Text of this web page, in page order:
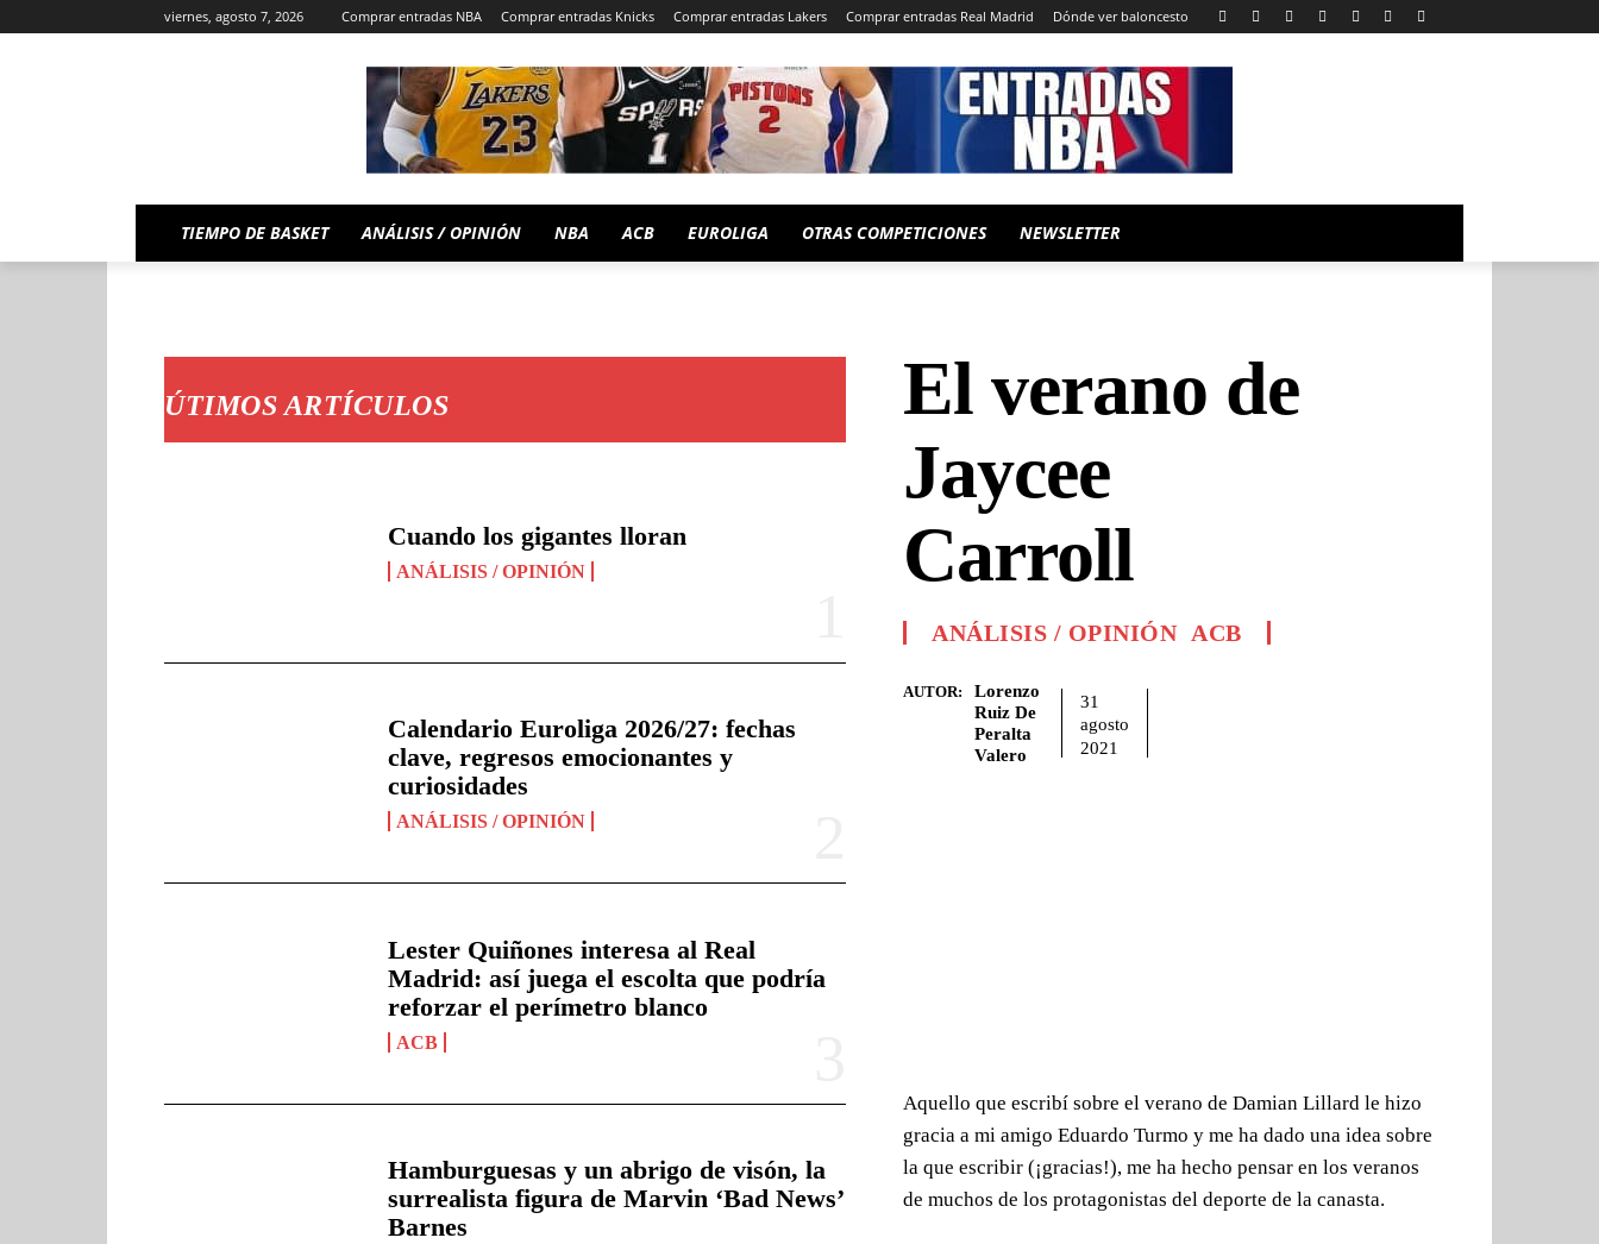
viernes, agosto 7, 2026 Comprar entradas NBA Comprar entradas Knicks Comprar entradas Lakers Comprar entradas Real Madrid Dónde ver baloncesto
TIEMPO DE BASKET ANÁLISIS / OPINIÓN NBA ACB EUROLIGA OTRAS COMPETICIONES NEWSLETTER
ÚTIMOS ARTÍCULOS
Cuando los gigantes lloran
ANÁLISIS / OPINIÓN
Calendario Euroliga 2026/27: fechas
clave, regresos emocionantes y
curiosidades
ANÁLISIS / OPINIÓN
Lester Quiñones interesa al Real
Madrid: así juega el escolta que podría
reforzar el perímetro blanco
ACB
Hamburguesas y un abrigo de visón, la
surrealista figura de Marvin ‘Bad News’
Barnes
El verano de
Jaycee
Carroll
ANÁLISIS / OPINIÓN ACB
AUTOR:
Lorenzo
Ruiz De
Peralta
Valero
31
agosto
2021
Aquello que escribí sobre el verano de Damian Lillard le hizo
gracia a mi amigo Eduardo Turmo y me ha dado una idea sobre
la que escribir (¡gracias!), me ha hecho pensar en los veranos
de muchos de los protagonistas del deporte de la canasta.